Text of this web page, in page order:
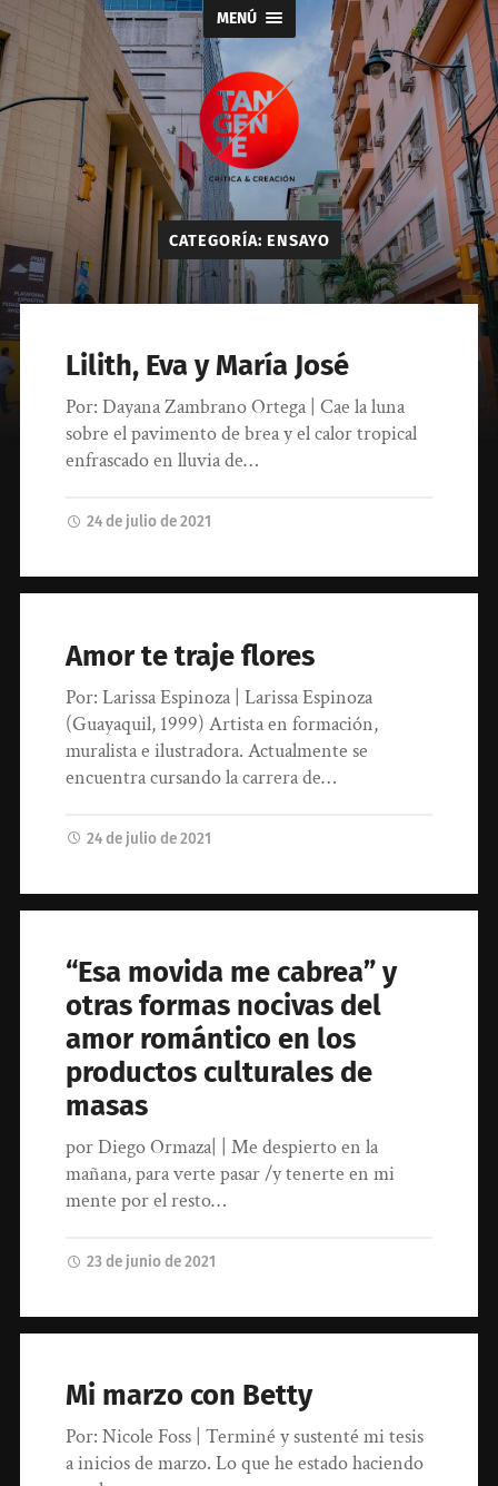
MENÚ
Tangente
CATEGORÍA: ENSAYO
Lilith, Eva y María José
Por: Dayana Zambrano Ortega | Cae la luna
sobre el pavimento de brea y el calor tropical
enfrascado en lluvia de…
24 de julio de 2021
Amor te traje flores
Por: Larissa Espinoza | Larissa Espinoza
(Guayaquil, 1999) Artista en formación,
muralista e ilustradora. Actualmente se
encuentra cursando la carrera de…
24 de julio de 2021
“Esa movida me cabrea” y
otras formas nocivas del
amor romántico en los
productos culturales de
masas
por Diego Ormaza| | Me despierto en la
mañana, para verte pasar /y tenerte en mi
mente por el resto…
23 de junio de 2021
Mi marzo con Betty
Por: Nicole Foss | Terminé y sustenté mi tesis
a inicios de marzo. Lo que he estado haciendo